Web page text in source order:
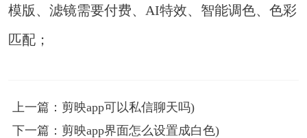
模版、滤镜需要付费、AI特效、智能调色、色彩
匹配；
上一篇：剪映app可以私信聊天吗)
下一篇：剪映app界面怎么设置成白色)